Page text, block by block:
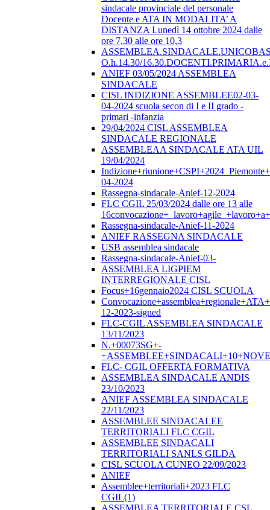
sindacale provinciale del personale
Docente e ATA IN MODALITA’ A
DISTANZA Lunedì 14 ottobre 2024 dalle
ore 7,30 alle ore 10,3
O.h.14.30/
ANIEF 03/05/2024 ASSEMBLEA
SINDACALE
CISL INDIZIONE ASSEMBLEE02-03-
04-2024 scuola secon di I e II grado -
primari -infanzia
29/04/2024 CISL ASSEMBLEA
SINDACALE REGIONALE
ASSEMBLEAA SINDACALE ATA UIL
19/04/2024
04-2024
Rassegna-sindacale-Anief-12-2024
FLC CGIL 25/03/2024 dalle ore 13 alle
Rassegna-sindacale-Anief-11-2024
ANIEF RASSEGNA SINDACALE
USB assemblea sindacale
Rassegna-sindacale-Anief-03-
ASSEMBLEA LIGPIEM
INTERREGIONALE CISL
Focus+16gennaio2024 CISL SCUOLA
12-2023-signed
FLC-CGIL ASSEMBLEA SINDACALE
13/11/2023
N.+00073SG+-
FLC- CGIL OFFERTA FORMATIVA
ASSEMBLEA SINDACALE ANDIS
23/10/2023
ANIEF ASSEMBLEA SINDACALE
22/11/2023
ASSEMBLEE SINDACALEE
TERRITORIALI FLC CGIL
ASSEMBLEE SINDACALI
TERRITORIALI SANLS GILDA
CISL SCUOLA CUNEO 22/09/2023
ANIEF
Assemblee+territoriali+2023 FLC
CGIL(1)